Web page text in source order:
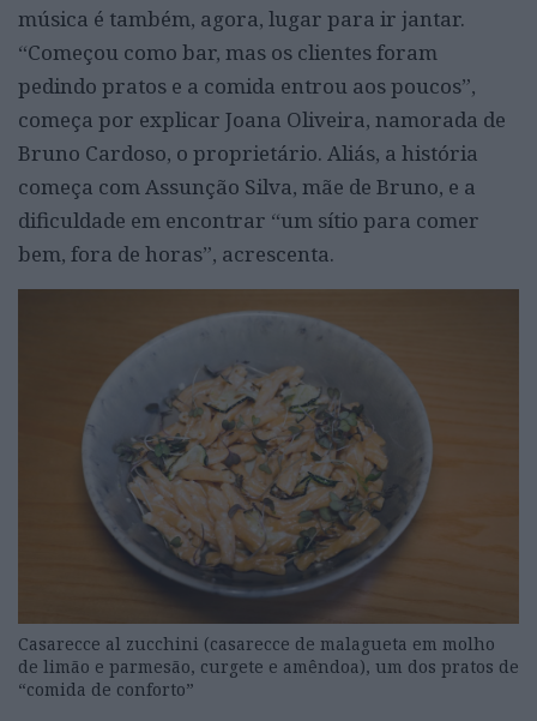
música é também, agora, lugar para ir jantar.
“Começou como bar, mas os clientes foram
pedindo pratos e a comida entrou aos poucos”,
começa por explicar Joana Oliveira, namorada de
Bruno Cardoso, o proprietário. Aliás, a história
começa com Assunção Silva, mãe de Bruno, e a
dificuldade em encontrar “um sítio para comer
bem, fora de horas”, acrescenta.
Casarecce al zucchini (casarecce de malagueta em molho
de limão e parmesão, curgete e amêndoa), um dos pratos de
“comida de conforto”